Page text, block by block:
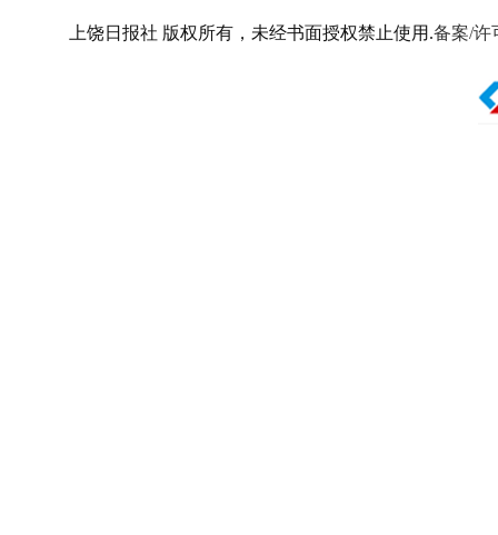
上饶日报社 版权所有，未经书面授权禁止使用.备案/许